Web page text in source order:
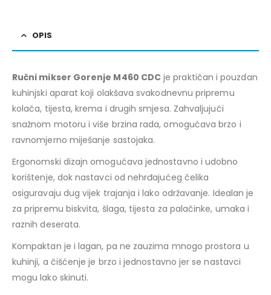
OPIS
Ručni mikser Gorenje M460 CDC je praktičan i pouzdan
kuhinjski aparat koji olakšava svakodnevnu pripremu
kolača, tijesta, krema i drugih smjesa. Zahvaljujući
snažnom motoru i više brzina rada, omogućava brzo i
ravnomjerno miješanje sastojaka.
Ergonomski dizajn omogućava jednostavno i udobno
korištenje, dok nastavci od nehrđajućeg čelika
osiguravaju dug vijek trajanja i lako održavanje. Idealan je
za pripremu biskvita, šlaga, tijesta za palačinke, umaka i
raznih deserata.
Kompaktan je i lagan, pa ne zauzima mnogo prostora u
kuhinji, a čišćenje je brzo i jednostavno jer se nastavci
mogu lako skinuti.